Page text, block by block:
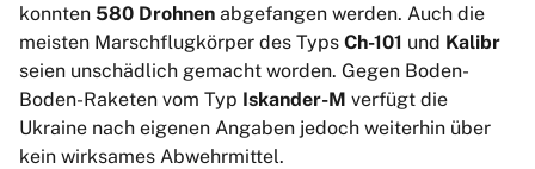
konnten 580 Drohnen abgefangen werden. Auch die
meisten Marschflugkörper des Typs Ch-101 und Kalibr
seien unschädlich gemacht worden. Gegen Boden-
Boden-Raketen vom Typ Iskander-M verfügt die
Ukraine nach eigenen Angaben jedoch weiterhin über
kein wirksames Abwehrmittel.